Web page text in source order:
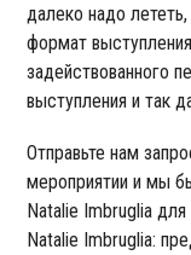
далеко надо
формат
задействованного
выступления и так
Отправьте нам
мероприятии и мы
Natalie Imbruglia
Natalie Imbruglia: